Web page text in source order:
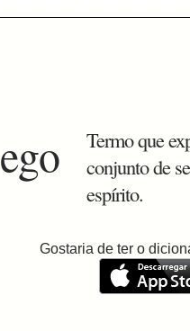
ego
Termo que
conjunto de
espírito.
Gostaria de ter o